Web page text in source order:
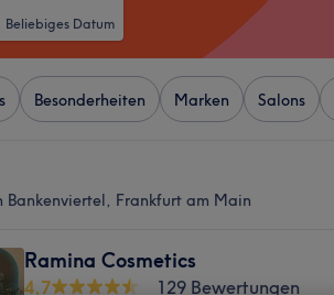
Beliebiges Datum
Besonderheiten Marken Salons
Frankfurt am Main
Ramina Cosmetics
4,7
129 Bewertungen